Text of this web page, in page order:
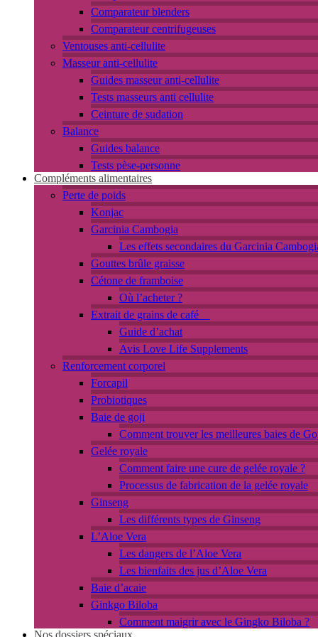
Comparateur blenders
Comparateur centrifugeuses
Ventouses anti-cellulite
Masseur anti-cellulite
Guides masseur anti-cellulite
Tests masseurs anti cellulite
Ceinture de sudation
Balance
Guides balance
Tests pèse-personne
Compléments alimentaires
Perte de poids
Konjac
Garcinia Cambogia
Les effets secondaires du Garcinia
Gouttes brûle graisse
Cétone de framboise
Où l’acheter ?
Extrait de grains de café
Guide d’achat
Avis Love Life Supplements
Renforcement corporel
Forcapil
Probiotiques
Baie de goji
Comment trouver les meilleures baies de
Gelée royale
Comment faire une cure de gelée royale ?
Processus de fabrication de la gelée royale
Ginseng
Les différents types de Ginseng
L’Aloe Vera
Les dangers de l’Aloe Vera
Les bienfaits des jus d’Aloe Vera
Baie d’acaie
Ginkgo Biloba
Comment maigrir avec le Gingko Biloba ?
Nos dossiers spéciaux